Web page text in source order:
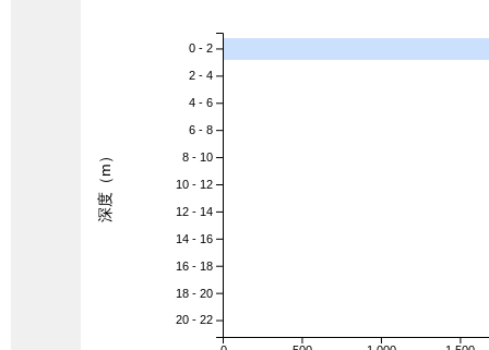
0 - 2
2 - 4
4 - 6
6 - 8
8 - 10
10 - 12
12 - 14
14 - 16
16 - 18
18 - 20
20 - 22
深度（m）